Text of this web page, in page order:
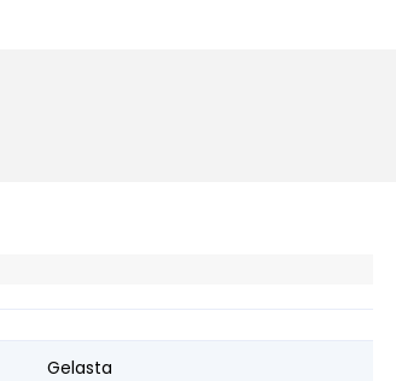
Gelasta